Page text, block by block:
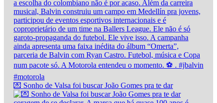
💌 Sonho de Valsa foi buscar João Gomes pra te dar